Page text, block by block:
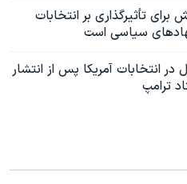
تأثیرگذاری بر انتخابات
سیاسی است
انتخابات آمریکا پس از انتشار
ترامپ